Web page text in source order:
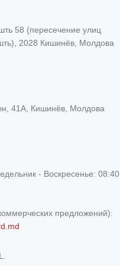
58 (пересечение улиц
2028 Кишинёв, Молдова
41A, Кишинёв, Молдова
- Воскресенье: 08:40
предложений):